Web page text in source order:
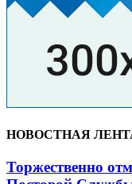
НОВОСТНАЯ
Торжественно